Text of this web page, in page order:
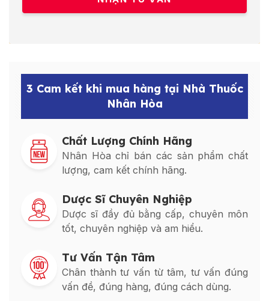
3 Cam kết khi mua hàng tại Nhà Thuốc
Nhân Hòa
Chất Lượng Chính Hãng
Nhân Hòa chỉ bán các sản phẩm chất
lượng, cam kết chính hãng.
Dược Sĩ Chuyên Nghiệp
Dược sĩ đầy đủ bằng cấp, chuyên môn
tốt, chuyên nghiệp và am hiểu.
Tư Vấn Tận Tâm
Chân thành tư vấn từ tâm, tư vấn đúng
vấn đề, đúng hàng, đúng cách dùng.